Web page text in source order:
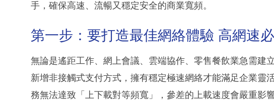
手，確保高速、流暢又穩定安全的商業寬頻。
第一步：要打造最佳網絡體驗 高網速
無論是遙距工作、網上會議、雲端協作、零售餐飲業急需建
新增非接觸式支付方式，擁有穩定極速網絡才能滿足企業靈
務無法達致「上下載對等頻寬」，參差的上載速度會嚴重影